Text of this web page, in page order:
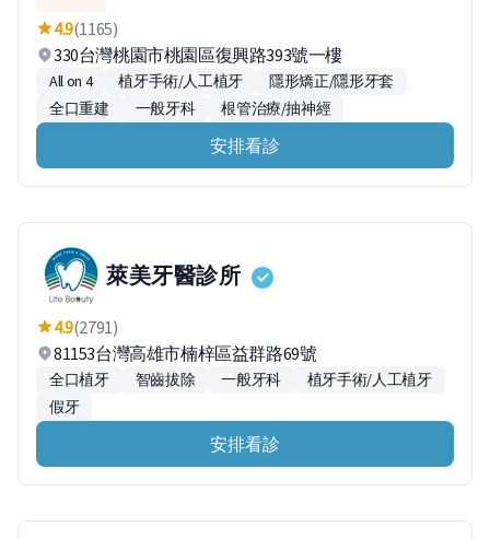
4.9(1165)
330台灣桃園市桃園區復興路393號一樓
All on 4 植牙手術/人工植牙
隱形矯正/隱形牙套
全口重建
一般牙科 根管治療/抽神經
安排看診
萊美牙醫診所
4.9(2791)
81153台灣高雄市楠梓區益群路69號
全口植牙 智齒拔除 一般牙科
植牙手術/人工植牙
假牙
安排看診